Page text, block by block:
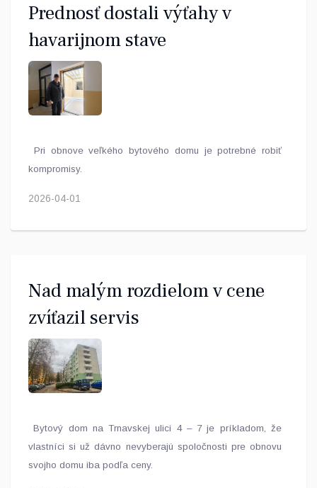
Prednosť dostali výťahy v
havarijnom stave
Pri obnove veľkého bytového domu je potrebné robiť
kompromisy.
2026-04-01
Nad malým rozdielom v cene
zvíťazil servis
Bytový dom na Trnavskej ulici 4 – 7 je príkladom, že
vlastníci si už dávno nevyberajú spoločnosti pre obnovu
svojho domu iba podľa ceny.